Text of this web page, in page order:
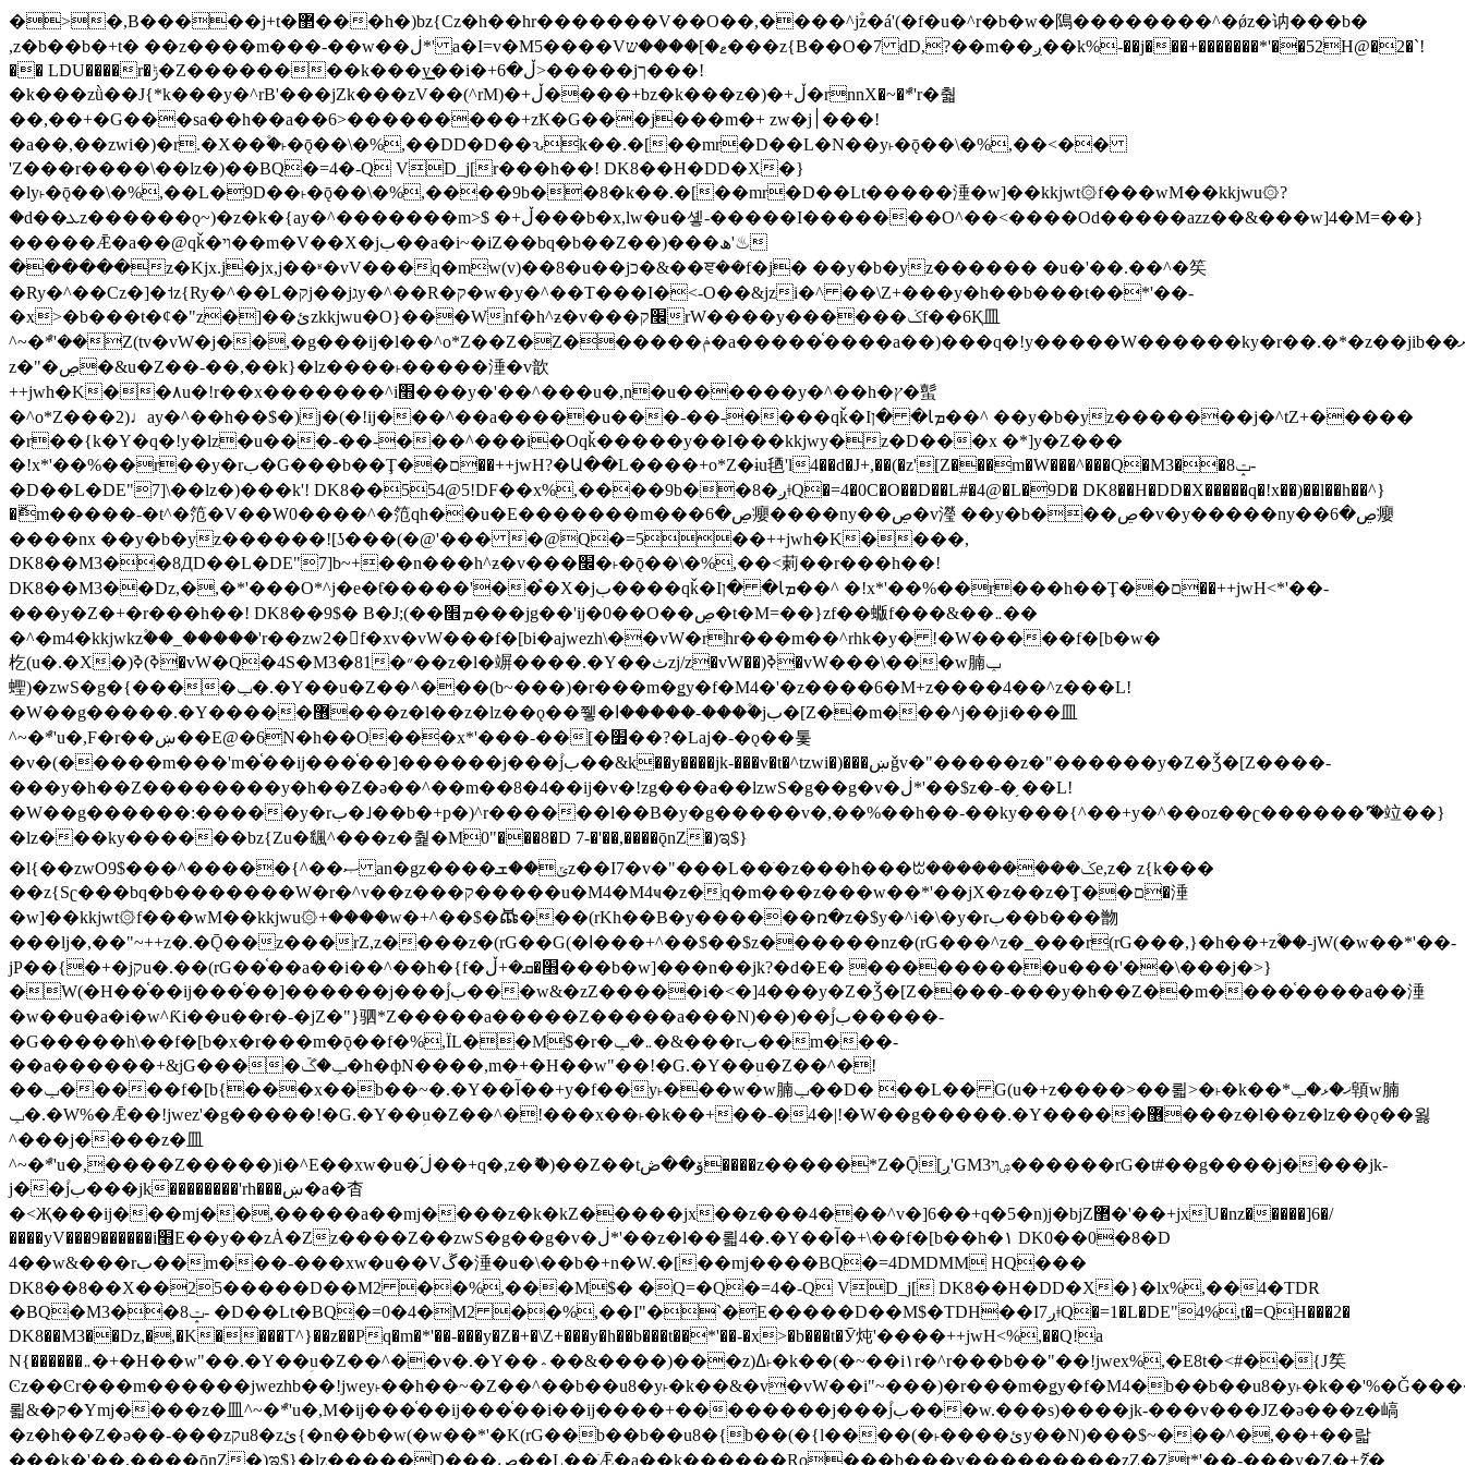
�>�,B�����j+t�޲���h�)bz{Cz�h��hr�������V��O��,����^j۫z�á'(�f�u�^r�b�w�隝��������^�ǿz�讷���b�
,z�b��b�+t� ��z����m���-��w��ڶ*' a�I=v�M5����Vޱ�]����ש���z{B��O�7 dD,?��m��ږ��k%-��j���+�������*'��52H@�2�`!
�� LDU����r�ݱ�Z��������k���y͇��i�+ڵ�6>�����jך���!
�k���zǜ��J{*k���y�^rB'���jZk���zV��(^rM)�+ڵ����+bz�k���z�)�+ڵ�rnnX�~�ܶ*'r�춻
��,��+�G���sa��h��a��6>���������+zҞ�G���j���m�+ zw�j׀���!
�a��,��zwi�)�r.�X��۫�˫�ǭ��\�%,��DD�D��ԅk��.�[��mr�D��L�N��y˫�ǭ��\�%,��<��
'Z���r����\��lz�)��BQ�=4�-Q VD_j[r���h��! DK8��H�DD�X�}
�ly˫�ǭ��\�%,��L�9D��˫�ǭ��\�%,����9b��8�k��.�[��mr�D��Lt�����涶�w]��kkjwt۞f���wM��kkjwu۞?
�d��ܥz������ǫ~)�z�k�{ay�^�������m>$ �+ڵ���b�x,lw�u�솋-�����I�������O^��<����Od�����azz��&���w]4�M=��}
�����Ǣ�a��@qǩ�ױ��m�V��X�jب��a�i~�iZ��bq�b��Z��)���ھ'♨
������z�Kjx.j�jx,j��ʶ�vV���q�mw(v)��8�u��jכ�&��ਞ��f�j� ��y�b�yz������ �u�'��.��^�笶
�Ry�^��Cz�]�˦z{Ry�^��L�קj��jגy�^��R�ק�w�y�^��T���I�<-O��&jzi�^ ��\Z+���y�h��b���t��*'��-
�x>�b���t�¢�"z�]��ئzkkjwu�O}���Wnf�h^ƶ�v���׬קrW����y������ݢf��6Қ⽫
^~�ܶ*'��Z(tv�vW�j��,�g���ij�l��^o*Z��Z�Z������ݥ�a�����֫����a��)���q�!y�����W������ky�r��.�*�z��jib��ނ+-
z�"�ڝ�&u�Z��-��,��k}�lz����˫�����涶�v歆
++jwh�K��٨u�!r��x�������^i׫���y�'��^���u�,n�u������y�^��h�ץ�蟚
�^o*Z���2)♩ay�^��h��$�)j�(�!ij���^��a�����u���-��-����qǩ�Iܡا� �ן��^ ��y�b�yz�������j�^tZ+�����
�r��{k�Y�q�!y�lz�u���-��-���^���i�Oqǩ�����y��I���kkjwy�z�D���x �*]y�Z���
�!x*'��%��r��y�rب�G���b��Ţ��ם��++jwH?�Ա��L����+o*Z�ɨu毢'l4��d�J+,��(�z'[Z���m�W���^���Q�M3��8ݓ-
�D��L�DE"7]\��lz�)���k'! DK8��554@5!DF��x%,����9b��8�ږǂQ�=4�0C�O��D��L#�4@�L�9D� DK8��H�DD�X�����q�!x��)��l��h��^}
�ޮm�����-�t^�笵�V��W0����^�笵qh��u�E�������m���ڝ�6癭����ny��ڝ�v瀅 ��y�b���ڝ�v�y�����ny��ڝ�6癭
����nx ��y�b�yz������![ʖ���(�@'��� �@Q�=5��++jwh�K����,
DK8��M3��8ДD��L�DE"7]b~+��n���h^ƶ�v���׬�˫�ǭ��\�%,��<䓶��r���h��!
DK8��M3��Dz,�,�*'���O*^j�e�ƭ�����'��֩�X�jب����qǩ�Iܡا� �ן��^ �!x*'��%��r���h��Ţ��ם��++jwH<*'��-
���y�Z�+�r���h��! DK8��9$� B�J;(��ܡ׮���jg��'ij�0��O��ڝ�t�M=��}zf��蝂f���&��܅��
�^�m4�kkjwkz۫��_�����'r��zw2�f�xv�vW���f�[bi�ajwezh\��vW�rhr���m��^rhk�y� !�W�����f�[b�w�
杚(u�.�X�)ߢ)ߢ�vW�Q�4S�M3�81�״��z�l�竮����.�Y��ثzj/z�vW��)ߢ�vW���\���w腩ݕ
蟶)�zwS�g�{����ݕ�.�Y��ؚu�Z��^���(b~���)�r���m�ǥy�f�M4�'�z����6�M+z����4��^z���L!
�W��g�����.�Y��؜���޶���z�l��z�lz��ǫ��쮛�ا�����-����۫jب�[Z��m���^j��ji���⽫
^~�ܶ*'u�,F�r��ښ��E@�6N�h��O���x*'���-��[�׿��?�Laj�-�ǫ��톷
�v�(�����m���'m�֫��ij���֫��]������j���۫jب��&k��y����jk-���v�t�^tzwi�)���ښǧv�"�����z�"������y�Z�Ǯ�[Z����-
���y�h��Z��������y�h��Z�ǝ��^��m��8�4��ij�v�!zg���a��lzwS�g��g�v�ڶ*'��$z�-�֥ ��L!
�W��g������:�����y�rب�˩��b�+p�)^r������l��B�y�g�����v�,��%��h��-��ky���{^��+y�^��oz��ʗ������ޮ'�竝��}
�lz���ky������bz{Zu�颻^���z�춽�M0"���8�D 7-�'��,����ǭnZ�)ಇ$}
�l{��zwO9$���^�����{^��ޞ an�gz����ݶ��ܫz��I7�v�"���L��ֹ�z���h���ꔱ���������ݢe,z� z{k���
��z{Sʗ���bq�b��� ����W�r�^v��z���ק�����u�M4�M4ҹ�z�q�m���z���w��*'��jX�z��z�Ţ��ם�涶
�w]��kkjwt۞f���wM��kkjwu۞+����w�+^��$�ꬡ���(rKh��B�y������ռ�z�$y�^i�\�y�rب��b���朆
���lj�,��"~++z�.�Ǭ��z���rZ,z����z�(rG��G(�ا���+^��$��$z������nz�(rG���^z�_���r(rG���,}�h��+z۫��-jW(�w��*'��-
jP��{�+�jקu�.��(rG��֫��a��i��^��h�{f�׫�ܩ�+ڵ���b�w]���n��jk?�d�E� ���������u���'��\���j�>}
�W(�H��֫��ij���֫��]������j���۫jب���w&�zZ�����i�<�]4���y�Z�Ǯ�[Z����-���y�h��Z��m����֫����a��涶
�w��u�a�i�w^Ƙi��u��r�-�jZ�"}驷*Z�����a�����Z�����a���N)��)��۫jب�����-
�G�����h\��f�[b�x�r���m�ǭ��f�%,ÏL��M$�r�܅�ݕ�&���rب��m���-
��a������+&jG����ݕ�ڱ�h�фN����,m�+�H��w"��!�G.�Y��ؚu�Z��^�!
��ݕ�����f�[b{���x��b��~�.�Y��آ��+y�f��y˫���w�w腩ݕ��D� ��L�� G(u�+z����>��뢻>�˫�k��*ޚ�ޅ�ݕ顊w腩
ݕ�.�W%�Ǣ��!jwez'�g�����!�G.�Y��ؚu�Z��^�!���x��˫�k��+��-�4�|!�W��g�����.�Y��؜���޶���z�l��z�lz��ǫ��욇
^���j����z�⽫
^~�ܶ*'u�,����Z�����)i�^E��xw�u�ڶ֜��+q�,z�ޮ�)��Z��tۆ��ڞ����z�����*Z�Ǭ[ږ'GM3ۺױ������rG�t#��g����j����jk-
j��۫jب���jk��������'rh���ښ�a�杳
�<Җ���ij���mj��,�����a��mj����z�k�kZ�����jx��z���4���^v�]6��+q�5�n)j�bjZ޲�'��+jxU�nz�����]6�/
����yV���9������i׫E��y��zȦ�Zz����Z��zwS�g��g�v�ڶ*'��z�l��뢻4�.�Y��آ�+\��f�[b��h�١ DK0��0�8�D
4��w&���rب��m���-���xw�u��Vڱ�涶�u�\��b�+n�W.�[��mj����BQ�=4DMDMM HQ���
DK8��8��X��25�����D��M2 ��%,���M$� �Q=�Q�=4�-Q VD_j[ DK8��H�DD�X�}�lx%,��4�TDR
�BQ�M3��8ݓ- �D��Lt�BQ�=0�4�M2 ��%,��I"�`�E�����D��M$�TDH��I7ږǂQ�=1�L�DE"4%,t�=QH���2�
DK8��M3��Dz,�,�K����T^}��z��Pq�m�*'��-���y�Z�+�\Z+���y�h��b���t��*'��-�x>�b���t�Ӯ炖'����++jwH<%,��Q!a
N{������܅�+�H��w"��.�Y��ؚu�Z��^��v�.�Y��؞��&����)���z)ߡ˫�k��(�~��i١r�^r���b��"��!jwex%,�E8t�<#��{Jު笶
뢻&�ק�Ymj����z�⽫^~�ܶ*'u�,M�ij���֫��ij���֫��i��ij����+��������j���۫jب���w.���s)����jk-���v���JZ�ǝ���z�嵪
�z�h��Z�ǝ��-���zקu8�zئ{�n��b�w(�w��*'�K(rG��b��b��u8�{b��(�{l����(�˫����ئy��N)���$~���^�,��+��랇
���k�'��,����ǭnZ�)ಇ$}�lz�����D���ڝ��L��ֹǢ�a��k������Rǫ���b���v���������zZ�Zt*'��-���y�Z�+ޮz�